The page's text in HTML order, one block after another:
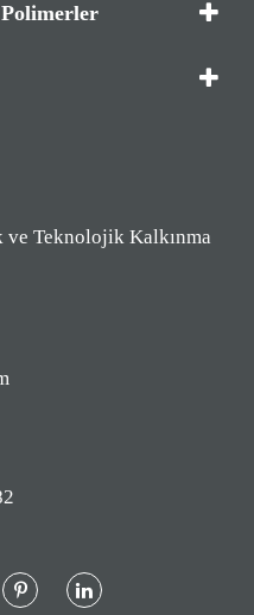
ve Teknolojik Kalkınma